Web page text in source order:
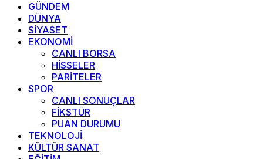
GÜNDEM
DÜNYA
SİYASET
EKONOMİ
CANLI BORSA
HİSSELER
PARİTELER
SPOR
CANLI SONUÇLAR
FİKSTÜR
PUAN DURUMU
TEKNOLOJİ
KÜLTÜR SANAT